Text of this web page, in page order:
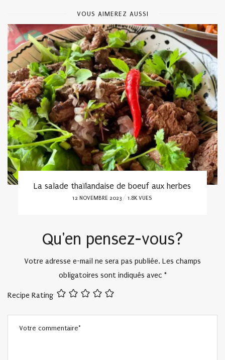
VOUS AIMEREZ AUSSI
La salade thaïlandaise de boeuf aux herbes
POSTED
12 NOVEMBRE 2023 1.8K VUES
Qu'en pensez-vous?
Votre adresse e-mail ne sera pas publiée. Les champs
obligatoires sont indiqués avec *
Recipe Rating